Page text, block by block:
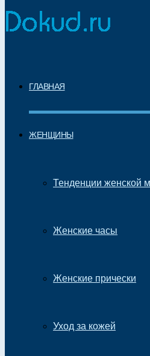
ГЛАВНАЯ
ЖЕНЩИНЫ
Тенденции женской
Женские часы
Женские прически
Уход за кожей